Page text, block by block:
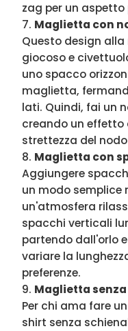
zag per un aspetto
Maglietta con
Questo design
giocoso e
uno spacco
maglietta,
lati. Quindi, fai un
creando un effetto
strettezza del
Maglietta con
Aggiungere
un modo semplice
un'atmosfera
spacchi verticali
partendo dall'orlo
variare la
preferenze.
Maglietta
Per chi ama fare
shirt senza